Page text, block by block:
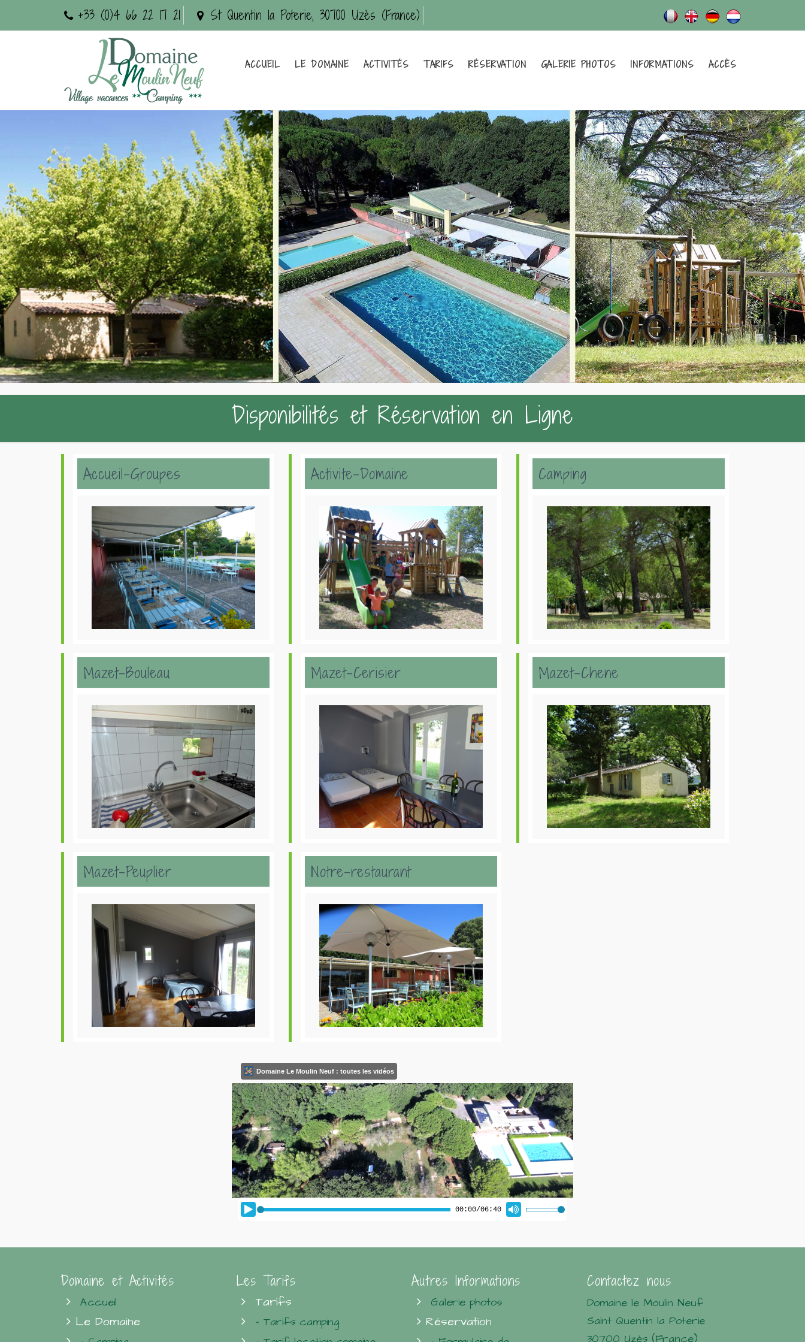
+33 (0)4 66 22 17 21 St Quentin la Poterie, 30700 Uzès (France)
ACCUEIL LE DOMAINE ACTIVITÉS TARIFS RÉSERVATION GALERIE PHOTOS INFORMATIONS ACCÈS
Disponibilités et Réservation en Ligne
Accueil-Groupes Activite-Domaine Camping
Mazet-Bouleau Mazet-Cerisier Mazet-Chene
Mazet-Peuplier Notre-restaurant
Domaine et Activités
Accueil
Le Domaine
Les Tarifs
Tarifs
- Tarifs camping
Autres Informations
Galerie photos
Réservation
Contactez nous
Domaine le Moulin Neuf
Saint Quentin la Poterie
30700 Uzès (France)